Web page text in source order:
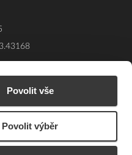
Povolit vše
Povolit výběr
365
377 432 311